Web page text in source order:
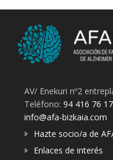
AV/ Enekuri nº2
Teléfono: 94 416 76 17
info@afa-bizkaia.com
Hazte socio/a de
Enlaces de interés